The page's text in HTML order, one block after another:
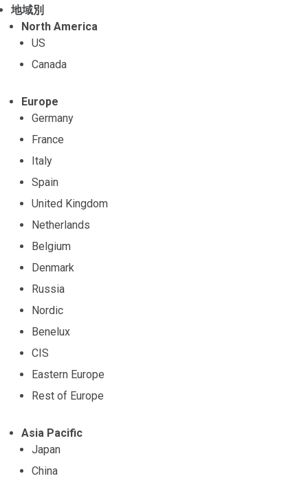
地域別
North America
US
Canada
Europe
Germany
France
Italy
Spain
United Kingdom
Netherlands
Belgium
Denmark
Russia
Nordic
Benelux
CIS
Eastern Europe
Rest of Europe
Asia Pacific
Japan
China